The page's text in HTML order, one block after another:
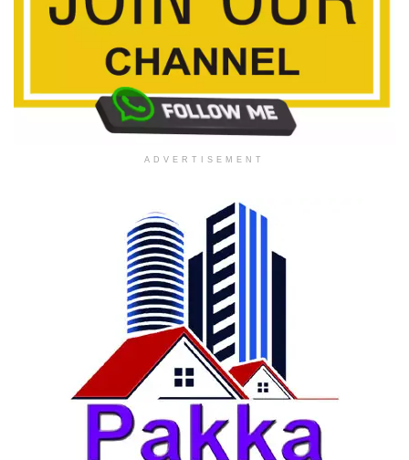
ADVERTISEMENT